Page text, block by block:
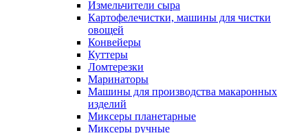
Измельчители сыра
Картофелечистки, машины для чистки
овощей
Конвейеры
Куттеры
Ломтерезки
Маринаторы
Машины для производства макаронных
изделий
Миксеры планетарные
Миксеры ручные